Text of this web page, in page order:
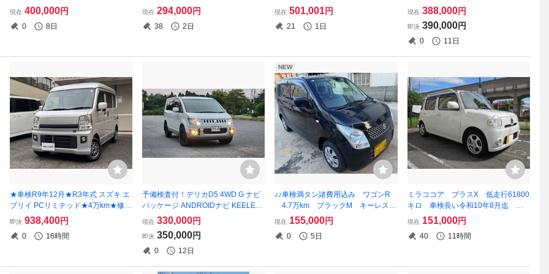
ードのプレミアムX！ ワイドナビ.フ
ルセグ.Bluetooth.ETC！ L650S
現在 400,000円
0 8日
メラ シートヒーター 禁煙車 30日返
現在 294,000円
38 2日
月 両側パワスラ Bカメラ 禁煙車 30
日返品保証
現在 501,001円
21 1日
Dナビ.地デジフルセグ.リアモニター.
Bカメラ.ETC.修復歴無し.点検整備済
現在 388,000円
即決 390,000円
0 11日
★車検R9年12月★R3年式 スズキ エ
ブリイ PCリミテッド★4万km★修復
歴なし★禁煙★ディスプレイオーデ
ィオ★ETC★リモコンキー★2WD AT
即決 938,400円
0 16時間
予備検査付！デリカD5 4WD G ナビ
パッケージ ANDROIDナビ KEELER
ホイール・リアモニター・HID/フォ
グ・バック/サイドカメラ・ドラレ
コ・ETC
現在 330,000円
即決 350,000円
0 12日
NEW
♪♪車検満タン諸費用込み ワゴンR
4.7万km ブラックM キーレス
下取り歓迎♪♪
現在 155,000円
0 5日
ミラココア プラスX 低走行61800
キロ 車検長い令和10年8月迄 フ
ル装備の好調車輌
現在 151,000円
40 11時間